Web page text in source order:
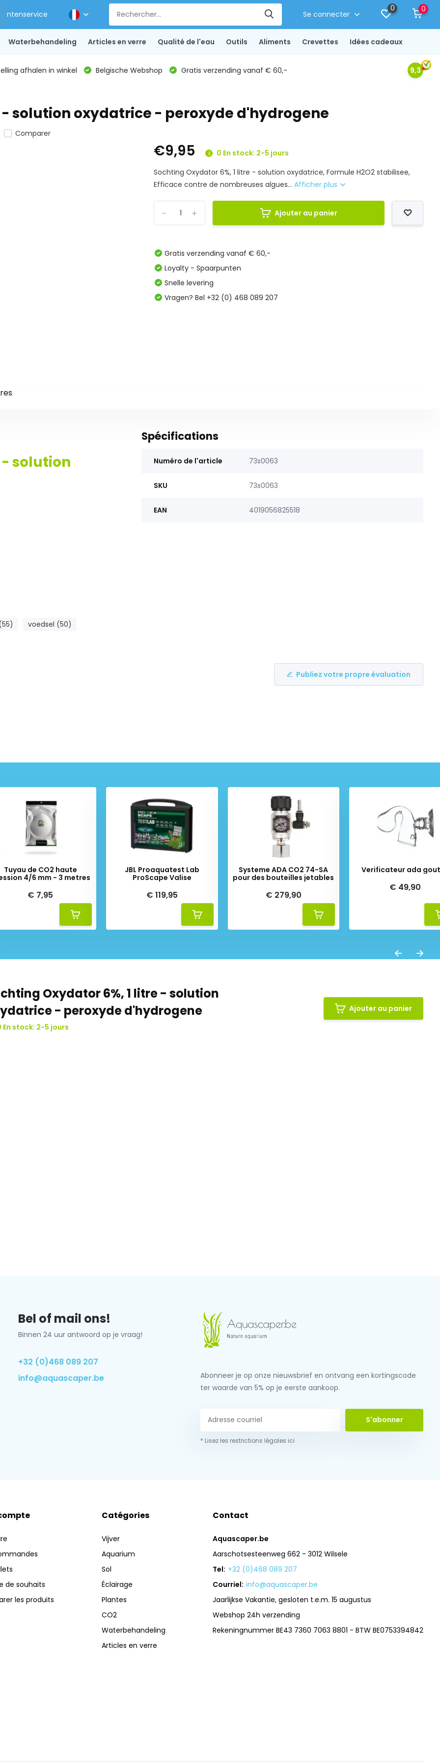
Klantenservice Se connecter
0 0
Waterbehandeling Articles en verre Qualité de l'eau Outils Aliments Crevettes Idées cadeaux
afhalen in winkel Belgische Webshop Gratis verzending vanaf € 60,- 9,3
- solution oxydatrice - peroxyde d'hydrogene
Comparer
€9,95
0 En stock: 2-5 jours
Sochting Oxydator 6%, 1 litre - solution oxydatrice, Formule H2O2 stabilisee,
Efficace contre de nombreuses algues...Afficher plus
+
- Ajouter au panier
Gratis verzending vanaf € 60,-
Loyalty - Spaarpunten
Snelle levering
Vragen? Bel +32 (0) 468 089 207
- solution
voedsel (50)
Spécifications
Numéro de l'article 73s0063
SKU 73s0063
EAN 4019056825518
Publiez votre propre évaluation
Tuyau de CO2 haute
4/6 mm - 3 metres
€ 7,95
JBL Proaquatest Lab
ProScape Valise
€ 119,95
Systeme ADA CO2 74-SA
pour des bouteilles jetables
€ 279,90
Verificateur ada
€ 49,90
Oxydator 6%, 1 litre - solution
- peroxyde d'hydrogene
En stock: 2-5 jours
Ajouter au panier
Bel of mail ons!
Binnen 24 uur antwoord op je vraag!
+32 (0)468 089 207
info@aquascaper.be
Abonneer je op onze nieuwsbrief en ontvang een kortingscode
ter waarde van 5% op je eerste aankoop.
S'abonner
* Lisez les restrictions légales ici
de souhaits
les produits
Catégories
Vijver
Aquarium
Sol
Éclairage
Plantes
CO2
Waterbehandeling
Articles en verre
Contact
Aquascaper.be
Aarschotsesteenweg 662 - 3012 Wilsele
Tel: +32 (0)468 089 207
Courriel: info@aquascaper.be
Jaarlijkse Vakantie, gesloten t.e.m. 15 augustus
Webshop 24h verzending
Rekeningnummer BE43 7360 7063 8801 - BTW BE0753394842